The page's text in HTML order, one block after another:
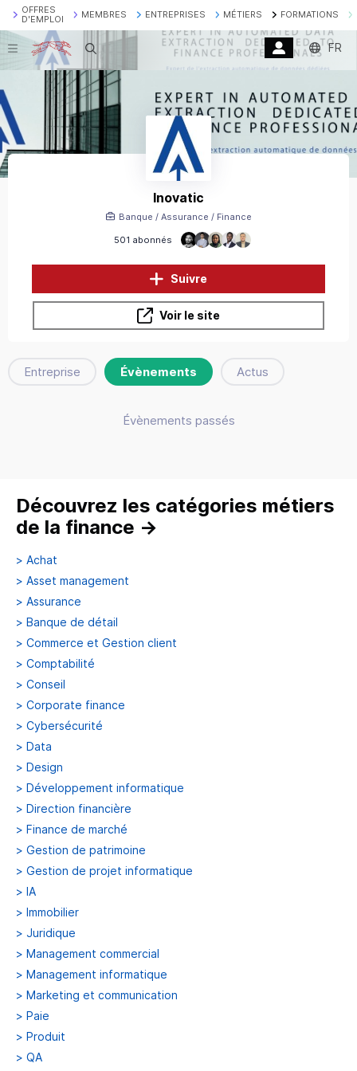
OFFRES
D'EMPLOI
MEMBRES ENTREPRISES MÉTIERS FORMATIONS
Recherche FR
Inovatic
501 abonnés
Banque / Assurance / Finance
Suivre
Voir le site
Entreprise Évènements Actus
Évènements passés
Découvrez les catégories métiers
de la finance →
> Achat
> Asset management
> Assurance
> Banque de détail
> Commerce et Gestion client
> Comptabilité
> Conseil
> Corporate finance
> Cybersécurité
> Data
> Design
> Développement informatique
> Direction financière
> Finance de marché
> Gestion de patrimoine
> Gestion de projet informatique
> IA
> Immobilier
> Juridique
> Management commercial
> Management informatique
> Marketing et communication
> Paie
> Produit
> QA